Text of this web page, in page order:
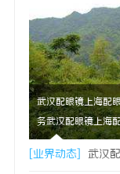
武汉配眼镜上海配
务武汉配眼镜上海
[业界动态] 武汉